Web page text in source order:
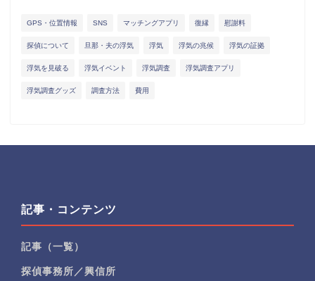
GPS・位置情報 SNS マッチングアプリ 復縁 慰謝料
探偵について 旦那・夫の浮気 浮気 浮気の兆候 浮気の証拠
浮気を見破る 浮気イベント 浮気調査 浮気調査アプリ
浮気調査グッズ 調査方法 費用
記事・コンテンツ
記事（一覧）
探偵事務所／興信所